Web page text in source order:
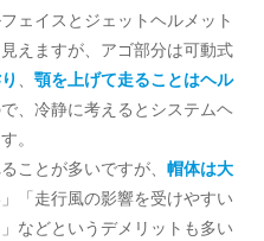
ェイスとジェットヘルメット
えますが、アゴ部分は可動式
、 顎を上げて走ることはヘル
、冷静に考えるとシステムヘ
。
ことが多いですが、 帽体は大
「走行風の影響を受けやすい
などというデメリットも多い